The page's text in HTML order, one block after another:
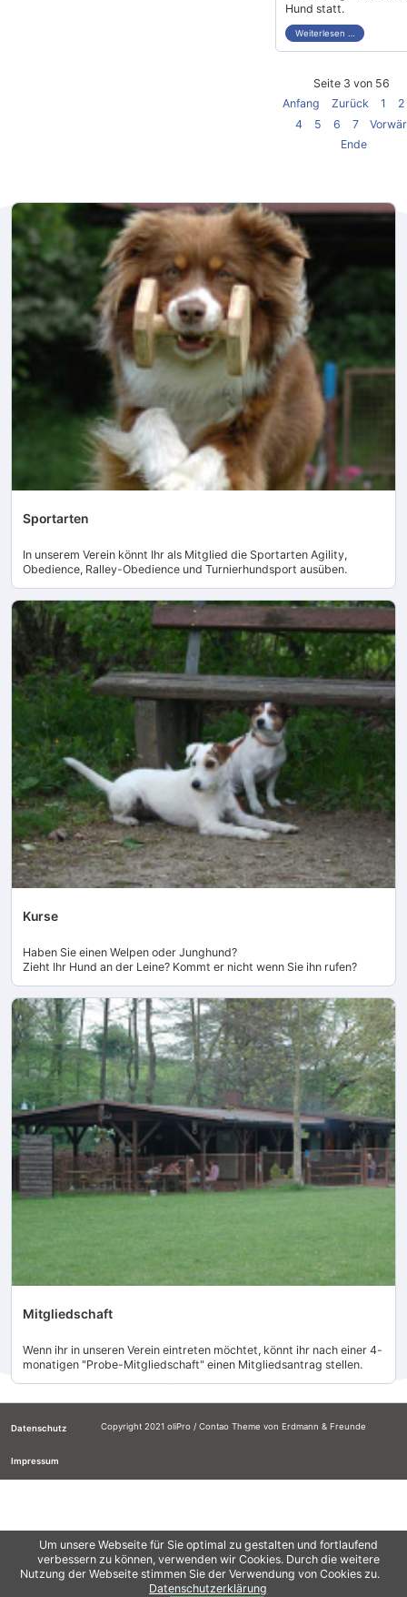
Um unsere Webseite für Sie optimal zu gestalten und fortlaufend
verbessern zu können, verwenden wir Cookies. Durch die weitere
Nutzung der Webseite stimmen Sie der Verwendung von Cookies zu.
Datenschutzerklärung
Hund statt.
Weiterlesen …
Seite 3 von 56
Anfang
Zurück 1
2
4
5 6 7
Ende
Sportarten
In unserem Verein könnt Ihr als Mitglied die Sportarten Agility,
Obedience, Ralley-Obedience und Turnierhundsport ausüben.
Kurse
Haben Sie einen Welpen oder Junghund?
Zieht Ihr Hund an der Leine? Kommt er nicht wenn Sie ihn rufen?
Mitgliedschaft
Wenn ihr in unseren Verein eintreten möchtet, könnt ihr nach einer 4-
monatigen "Probe-Mitgliedschaft" einen Mitgliedsantrag stellen.
Datenschutz
Impressum
Copyright 2021 oliPro/ Contao Theme von Erdmann & Freunde